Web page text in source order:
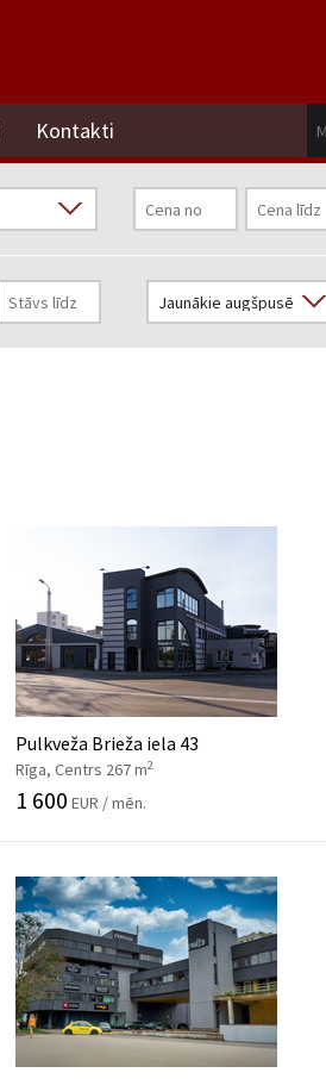
Kontakti
Pulkveža Brieža iela 43
Rīga, Centrs 267 m2
1 600 EUR / mēn.